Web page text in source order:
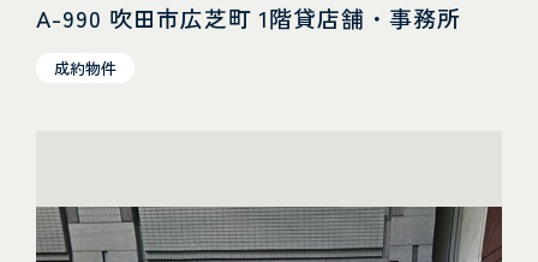
A-990 吹田市広芝町 1階貸店舗・事務所
成約物件